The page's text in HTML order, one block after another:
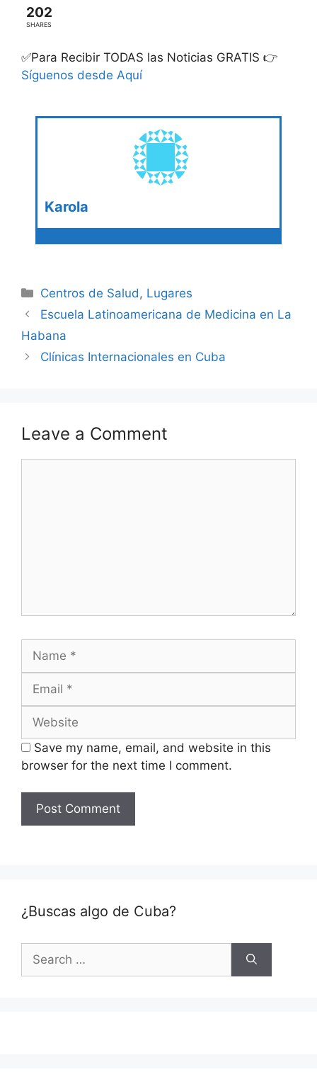
202
SHARES
✅Para Recibir TODAS las Noticias GRATIS 👉
Síguenos desde Aquí
Karola
Categories
Centros de Salud, Lugares
Escuela Latinoamericana de Medicina en La
Habana
Clínicas Internacionales en Cuba
Leave a Comment
Save my name, email, and website in this
browser for the next time I comment.
¿Buscas algo de Cuba?
for: